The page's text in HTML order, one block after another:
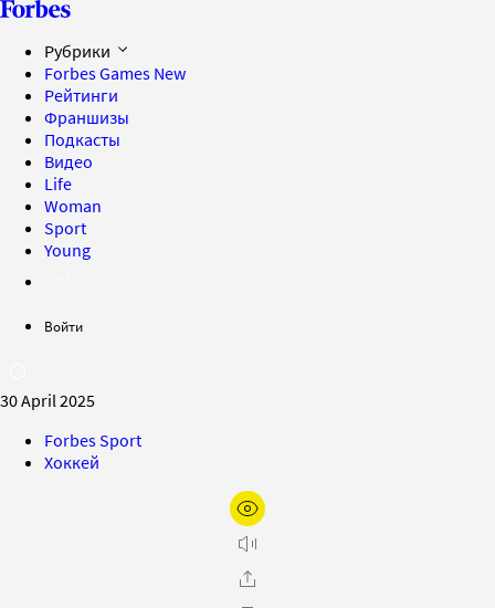
Рубрики
Forbes Games New
Рейтинги
Франшизы
Подкасты
Видео
Life
Woman
Sport
Young
Войти
30 April 2025
Forbes Sport
Хоккей